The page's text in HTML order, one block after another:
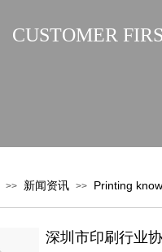
CUSTOMER
>> 新闻资讯 >> Printing
深圳市印刷行业